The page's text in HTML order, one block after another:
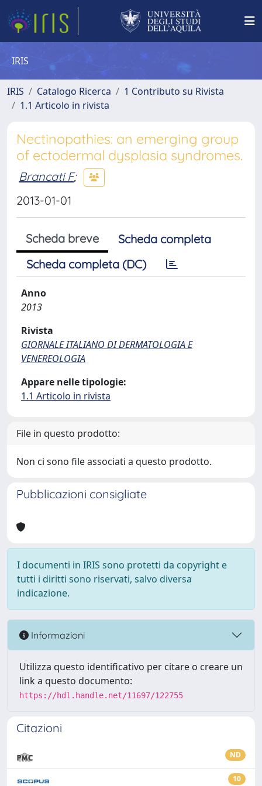
IRIS
IRIS Catalogo Ricerca
1 Contributo su Rivista
1.1 Articolo in rivista
Nectinopathies: an emerging group
of ectodermal dysplasia syndromes.
Brancati F;
2013-01-01
Scheda breve
Scheda completa
Scheda completa (DC)
Anno
2013
Rivista
GIORNALE ITALIANO DI DERMATOLOGIA E
VENEREOLOGIA
Appare nelle tipologie:
1.1 Articolo in rivista
File in questo prodotto:
Non ci sono file associati a questo prodotto.
Pubblicazioni consigliate
I documenti in IRIS sono protetti da copyright e
tutti i diritti sono riservati, salvo diversa
indicazione.
Informazioni
Utilizza questo identificativo per citare o creare un
link a questo documento:
https://hdl.handle.net/11697/122755
Citazioni
ND
10